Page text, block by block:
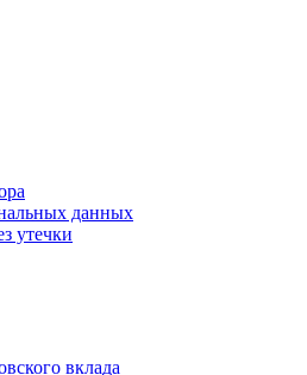
данных
утечки
вклада